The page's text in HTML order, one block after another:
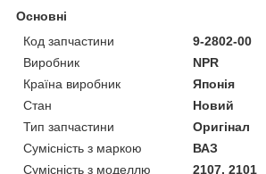
Основні
Код запчастини
9-2802-00
Виробник
NPR
Країна виробник
Японія
Стан
Новий
Тип запчастини
Оригінал
Сумісність з маркою
ВАЗ
Сумісність з моделлю
2107, 2101